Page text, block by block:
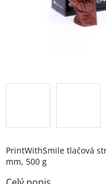
PrintWithSmile tlačová
mm, 500 g